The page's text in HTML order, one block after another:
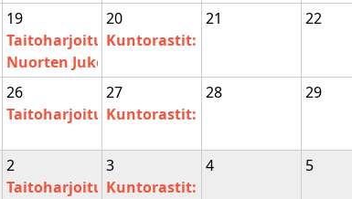
19
Taitoharjoitus
Nuorten Jukolan ennakot
20
Kuntorastit: Tikkala
21 22
26
Taitoharjoitus
27
Kuntorastit: Sippulanniemi
28 29
2
Taitoharjoitus
3
Kuntorastit: Vesala
4 5